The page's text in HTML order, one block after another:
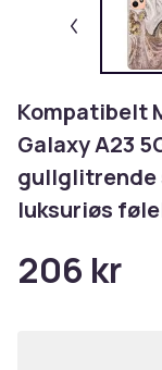
Kompatibelt
Galaxy A23
gullglitrende
luksuriøs
206 kr